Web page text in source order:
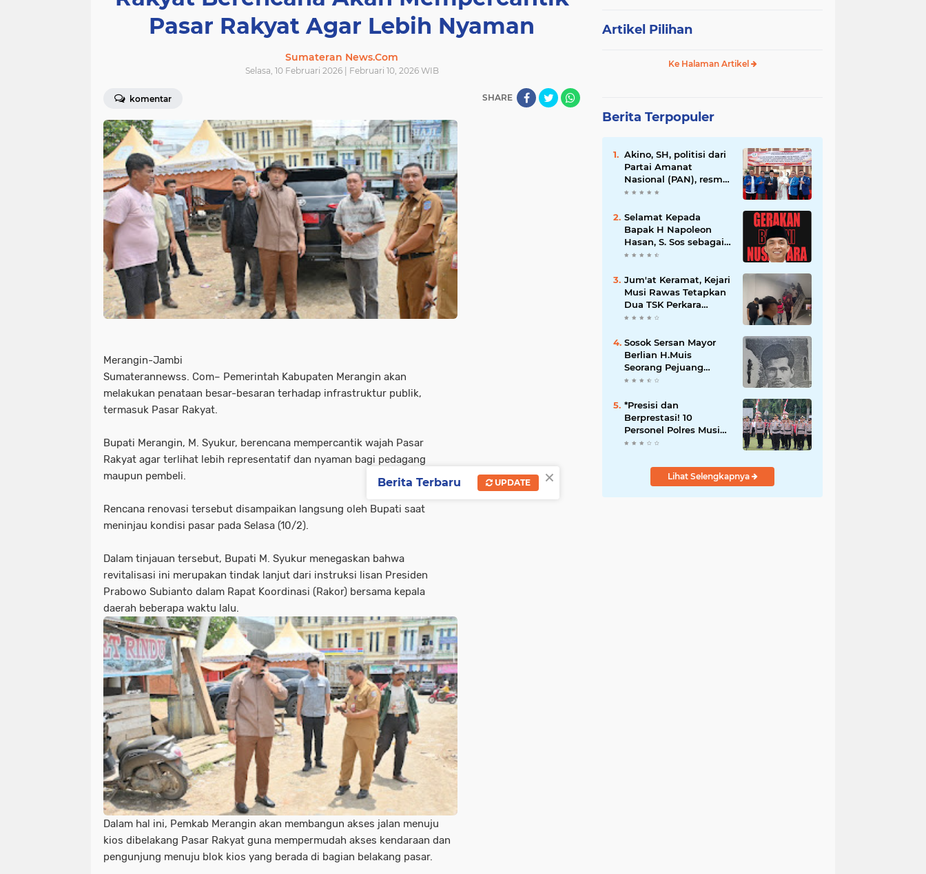
Pasar Rakyat Agar Lebih Nyaman
Sumateran News.Com
Selasa, 10 Februari 2026 | Februari 10, 2026 WIB
komentar SHARE
Merangin-Jambi
Sumaterannewss. Com– Pemerintah Kabupaten Merangin akan
melakukan penataan besar-besaran terhadap infrastruktur publik,
termasuk Pasar Rakyat.
Bupati Merangin, M. Syukur, berencana mempercantik wajah Pasar
Rakyat agar terlihat lebih representatif dan nyaman bagi pedagang
maupun pembeli.
Rencana renovasi tersebut disampaikan langsung oleh Bupati saat
meninjau kondisi pasar pada Selasa (10/2).
Dalam tinjauan tersebut, Bupati M. Syukur menegaskan bahwa
revitalisasi ini merupakan tindak lanjut dari instruksi lisan Presiden
Prabowo Subianto dalam Rapat Koordinasi (Rakor) bersama kepala
daerah beberapa waktu lalu.
Dalam hal ini, Pemkab Merangin akan membangun akses jalan menuju
kios dibelakang Pasar Rakyat guna mempermudah akses kendaraan dan
pengunjung menuju blok kios yang berada di bagian belakang pasar.
Artikel Pilihan
Ke Halaman Artikel
Berita Terpopuler
Akino, SH, politisi dari
Partai Amanat
Nasional (PAN), resmi
dilantik sebagai
Selamat Kepada
Bapak H Napoleon
Hasan, S. Sos sebagai
Ketua DPD G. BRAN
Jum'at Keramat, Kejari
Musi Rawas Tetapkan
Dua TSK Perkara
Dugaan Korupsi Dana
Sosok Sersan Mayor
Berlian H.Muis
Seorang Pejuang
Kemerdekaan RI
*Presisi dan
Berprestasi! 10
Personel Polres Musi
Rawas Raih
Bergengsi dari
Kapolda Sumsel*Lihat Selengkapnya
×
Berita Terbaru UPDATE